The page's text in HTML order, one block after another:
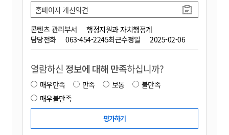
콘텐츠 관리부서
행정지원과 자치행정계
담당전화
063-454-2245최근수정일 2025-02-06
홈페이지 개선의견
열람하신 정보에 대해 만족하십니까?
매우만족 만족 보통
불만족
매우불만족